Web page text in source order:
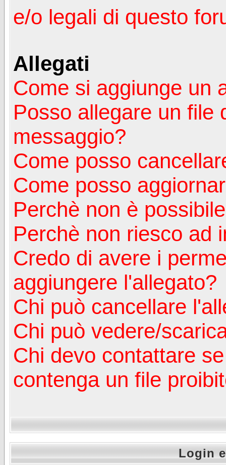
e/o legali di questo
Allegati
Come si aggiunge un
Posso allegare un file
messaggio?
Come posso
Come posso
Perchè non è
Perchè non riesco ad
Credo di avere i
aggiungere l'allegato?
Chi può cancellare
Chi può vedere/
Chi devo contattare
contenga un file
Login